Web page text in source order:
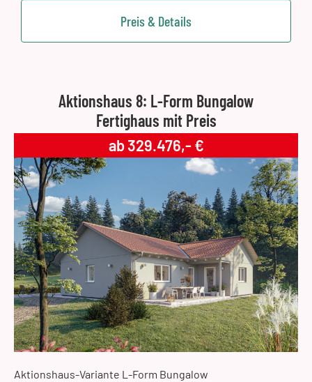
Preis & Details
Aktionshaus 8: L-Form Bungalow
Fertighaus mit Preis
ab 329.476,- €
Aktionshaus-Variante L-Form Bungalow